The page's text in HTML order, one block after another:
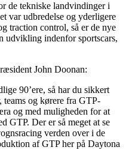
de tekniske landvindinger i
var udbredelse og yderligere
traction control, så er de nye
udvikling indenfor sportscars,
John Doonan:
90’ere, så har du sikkert
teams og kørere fra GTP-
og med muligheden for at
GTP. Der er så meget at se
verden over i de
af GTP her på Daytona